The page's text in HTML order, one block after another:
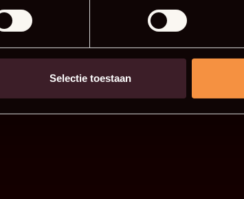
Selectie toestaan